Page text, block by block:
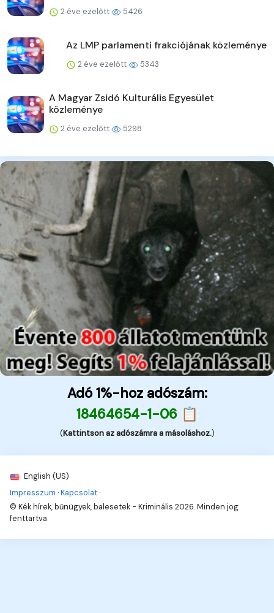
2 éve ezelőtt 5426
Az LMP parlamenti frakciójának közleménye
2 éve ezelőtt 5343
A Magyar Zsidó Kulturális Egyesület
közleménye
2 éve ezelőtt 5298
Adó 1%-hoz adószám:
18464654-1-06 📋
(Kattintson az adószámra a másoláshoz.)
English (US)
Impresszum ·Kapcsolat ·
© Kék hírek, bűnügyek, balesetek - Kriminális 2026. Minden jog
fenttartva